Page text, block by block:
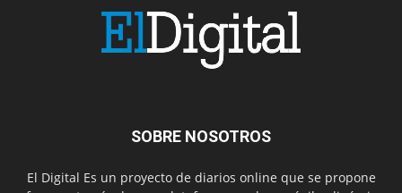
SOBRE NOSOTROS
El Digital Es un proyecto de diarios online que se propone